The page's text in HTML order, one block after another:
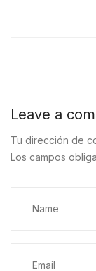
Leave a
Tu dirección de
Los campos